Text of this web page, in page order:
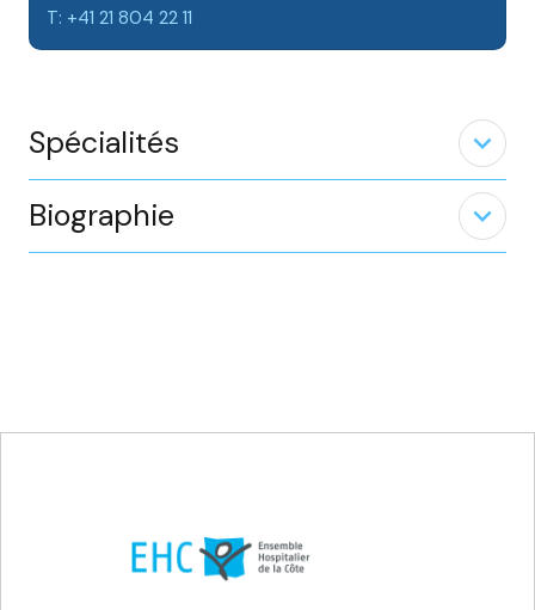
T: +41 21 804 22 11
Spécialités expand_less
Biographie expand_less